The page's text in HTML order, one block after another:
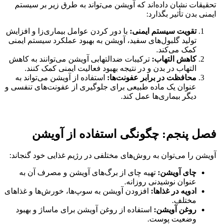
نشان داده‌اند که آویشن می‌تواند به طرق زیر بر سیستم
تأثیر بگذارد:
سیستم ایمنی:با دور کردن عوامل بیماری‌زا و افزایش
گلبول‌های سفید، آویشن به بهبود عملکرد سیستم ایمنی
می‌کند.
التهاب:ترکیبات ضدالتهابی آویشن می‌توانند به کاهش
در بدن و در نتیجه بهبود فعالیت ایمنی کمک کنند.
در برابر عفونت‌ها:استفاده از آویشن می‌تواند به
یک ماده طبیعی برای جلوگیری از عفونت‌های تنفسی و
بیماری‌ها عمل کند.
چگونگی استفاده از آویشن
می‌توان به روش‌های مختلفی در رژیم غذایی خود گنجاند:
آویشن:تهیه چای از برگ‌های آویشن و مصرف آن به
نوشیدنی روزانه.
در غذاها:افزودن آویشن به سوپ‌ها، خورش‌ها و غذاهای
آویشن:استفاده از روغن آویشن برای ماساژ و بهبود
پوست.